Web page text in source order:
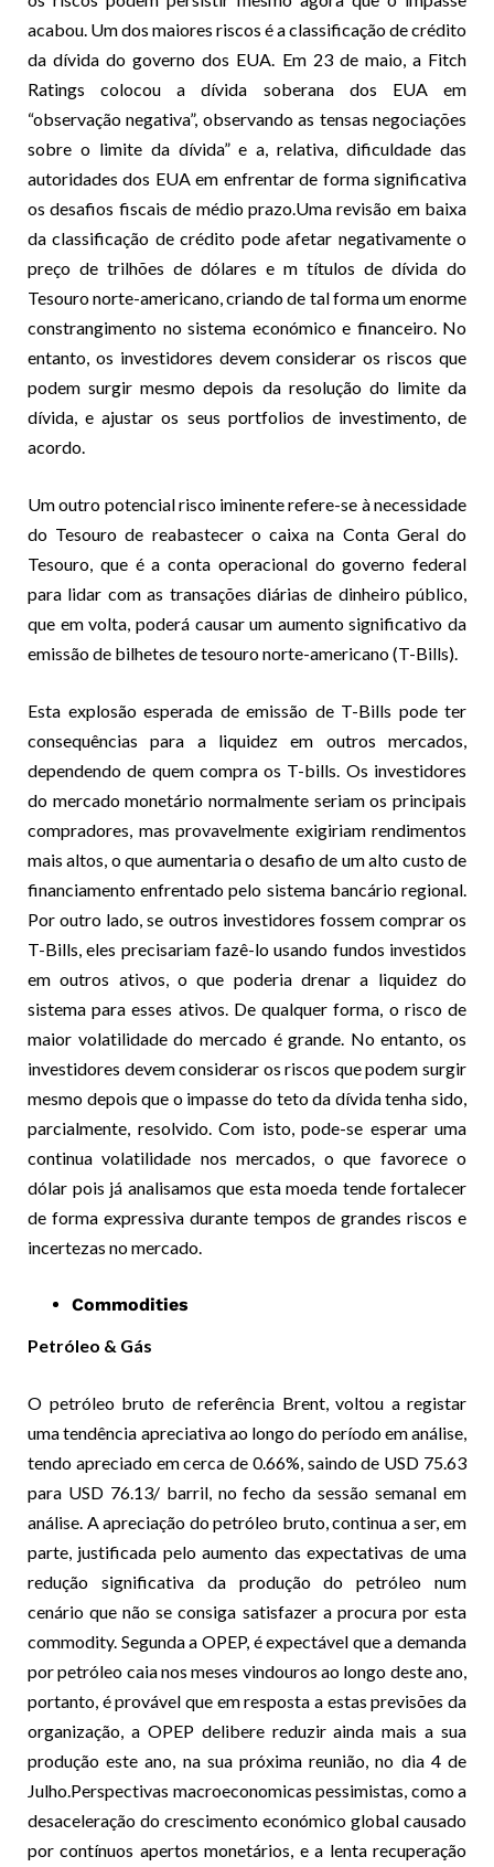
acabou. Um dos maiores riscos é a classificação de crédito
da dívida do governo dos EUA. Em 23 de maio, a Fitch
Ratings colocou a dívida soberana dos EUA em
“observação negativa”, observando as tensas negociações
sobre o limite da dívida” e a, relativa, dificuldade das
autoridades dos EUA em enfrentar de forma significativa
os desafios fiscais de médio prazo.Uma revisão em baixa
da classificação de crédito pode afetar negativamente o
preço de trilhões de dólares e m títulos de dívida do
Tesouro norte-americano, criando de tal forma um enorme
constrangimento no sistema económico e financeiro. No
entanto, os investidores devem considerar os riscos que
podem surgir mesmo depois da resolução do limite da
dívida, e ajustar os seus portfolios de investimento, de
acordo.
Um outro potencial risco iminente refere-se à necessidade
do Tesouro de reabastecer o caixa na Conta Geral do
Tesouro, que é a conta operacional do governo federal
para lidar com as transações diárias de dinheiro público,
que em volta, poderá causar um aumento significativo da
emissão de bilhetes de tesouro norte-americano (T-Bills).
Esta explosão esperada de emissão de T-Bills pode ter
consequências para a liquidez em outros mercados,
dependendo de quem compra os T-bills. Os investidores
do mercado monetário normalmente seriam os principais
compradores, mas provavelmente exigiriam rendimentos
mais altos, o que aumentaria o desafio de um alto custo de
financiamento enfrentado pelo sistema bancário regional.
Por outro lado, se outros investidores fossem comprar os
T-Bills, eles precisariam fazê-lo usando fundos investidos
em outros ativos, o que poderia drenar a liquidez do
sistema para esses ativos. De qualquer forma, o risco de
maior volatilidade do mercado é grande. No entanto, os
investidores devem considerar os riscos que podem surgir
mesmo depois que o impasse do teto da dívida tenha sido,
parcialmente, resolvido. Com isto, pode-se esperar uma
continua volatilidade nos mercados, o que favorece o
dólar pois já analisamos que esta moeda tende fortalecer
de forma expressiva durante tempos de grandes riscos e
incertezas no mercado.
Commodities
Petróleo & Gás
O petróleo bruto de referência Brent, voltou a registar
uma tendência apreciativa ao longo do período em análise,
tendo apreciado em cerca de 0.66%, saindo de USD 75.63
para USD 76.13/ barril, no fecho da sessão semanal em
análise. A apreciação do petróleo bruto, continua a ser, em
parte, justificada pelo aumento das expectativas de uma
redução significativa da produção do petróleo num
cenário que não se consiga satisfazer a procura por esta
commodity. Segunda a OPEP, é expectável que a demanda
por petróleo caia nos meses vindouros ao longo deste ano,
portanto, é provável que em resposta a estas previsões da
organização, a OPEP delibere reduzir ainda mais a sua
produção este ano, na sua próxima reunião, no dia 4 de
Julho.Perspectivas macroeconomicas pessimistas, como a
desaceleração do crescimento económico global causado
por contínuos apertos monetários, e a lenta recuperação